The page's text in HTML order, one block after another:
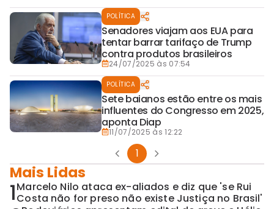
POLÍTICA
Senadores viajam aos EUA para
tentar barrar tarifaço de Trump
contra produtos brasileiros
24/07/2025 às 07:54
POLÍTICA
Sete baianos estão entre os mais
influentes do Congresso em 2025,
aponta Diap
11/07/2025 às 12:22
1
Mais Lidas
1Marcelo Nilo ataca ex-aliados e diz que 'se Rui
Costa não for preso não existe Justiça no Brasil'